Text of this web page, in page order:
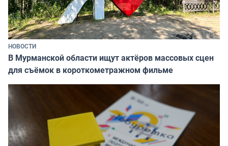
НОВОСТИ
В Мурманской области ищут актёров массовых сцен
для съёмок в короткометражном фильме